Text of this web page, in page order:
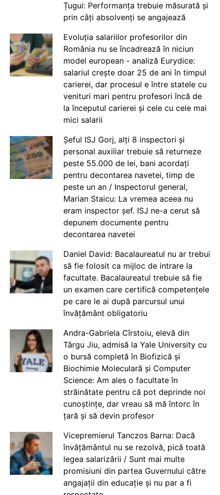
Țugui: Performanța trebuie măsurată și
prin câți absolvenți se angajează
Evoluția salariilor profesorilor din
România nu se încadrează în niciun
model european - analiză Eurydice:
salariul crește doar 25 de ani în timpul
carierei, dar procesul e între statele cu
venituri mari pentru profesori încă de
la începutul carierei și cele cu cele mai
mici salarii
Șeful ISJ Gorj, alți 8 inspectori și
personal auxiliar trebuie să returneze
peste 55.000 de lei, bani acordați
pentru decontarea navetei, timp de
peste un an / Inspectorul general,
Marian Staicu: La vremea aceea nu
eram inspector șef. ISJ ne-a cerut să
depunem documente pentru
decontarea navetei
Daniel David: Bacalaureatul nu ar trebui
să fie folosit ca mijloc de intrare la
facultate. Bacalaureatul trebuie să fie
un examen care certifică competențele
pe care le ai după parcursul unui
învățământ obligatoriu
Andra-Gabriela Cîrstoiu, elevă din
Târgu Jiu, admisă la Yale University cu
o bursă completă în Biofizică și
Biochimie Moleculară și Computer
Science: Am ales o facultate în
străinătate pentru că pot deprinde noi
cunoștințe, dar vreau să mă întorc în
țară și să devin profesor
Vicepremierul Tanczos Barna: Dacă
învățământul nu se rezolvă, pică toată
legea salarizării / Sunt mai multe
promisiuni din partea Guvernului către
angajații din educație și nu par a fi